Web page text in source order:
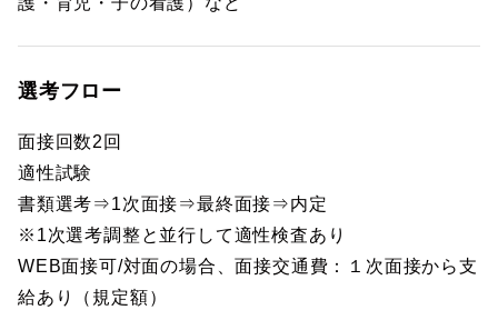
選考フロー
面接回数2回
適性試験
書類選考⇒1次面接⇒最終面接⇒内定
※1次選考調整と並行して適性検査あり
WEB面接可/対面の場合、面接交通費：１次面接から支
給あり（規定額）